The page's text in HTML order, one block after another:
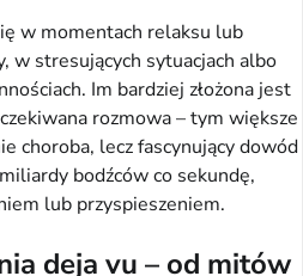
w momentach relaksu lub
w stresujących sytuacjach albo
Im bardziej złożona jest
rozmowa – tym większe
choroba, lecz fascynujący dowód
bodźców co sekundę,
lub przyspieszeniem.
deja vu – od mitów